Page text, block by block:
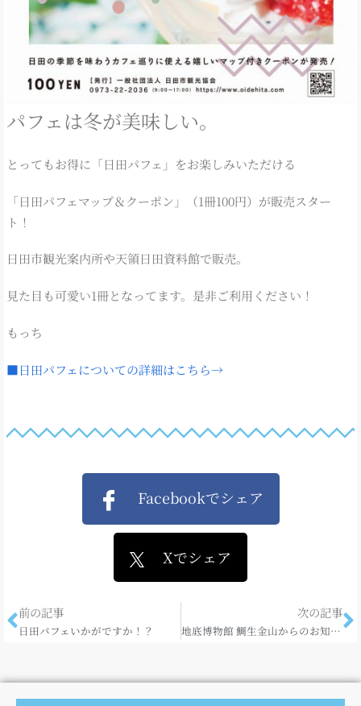
パフェは冬が美味しい。
とってもお得に「日田パフェ」をお楽しみいただける
「日田パフェマップ＆クーポン」（1冊100円）が販売スター
ト！
日田市観光案内所や天領日田資料館で販売。
見た目も可愛い1冊となってます。是非ご利用ください！
もっち
■日田パフェについての詳細はこちら→
Facebookでシェア
Xでシェア
前の記事
日田パフェいかがですか！？
次の記事
地底博物館 鯛生金山からのお知らせ